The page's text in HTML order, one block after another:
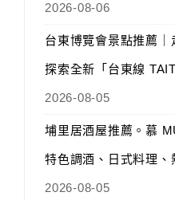
2026-08-06
台東博覽會景點推薦｜
探索全新「台東線
2026-08-05
埔里居酒屋推薦。慕
特色調酒、日式料理、
2026-08-05